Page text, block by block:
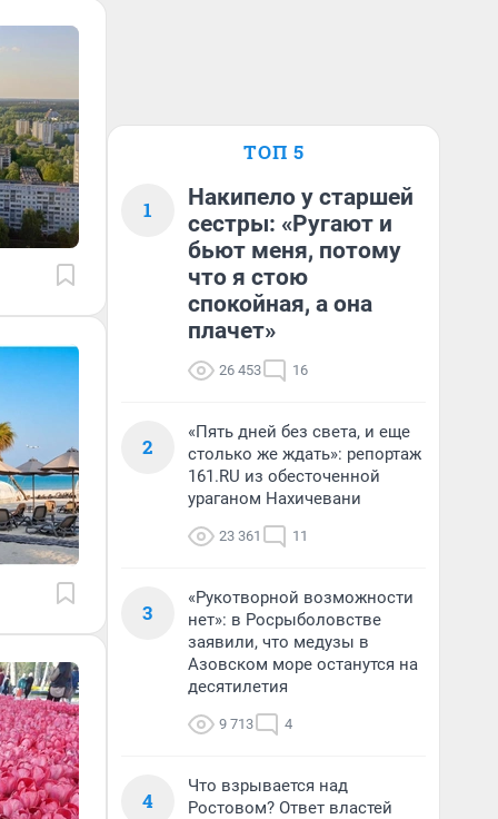
ТОП 5
1
Накипело у старшей
сестры: «Ругают и
бьют меня, потому
что я стою
спокойная, а она
плачет»
26 453 16
2
«Пять дней без света, и еще
столько же ждать»: репортаж
161.RU из обесточенной
ураганом Нахичевани
23 361 11
3
«Рукотворной возможности
нет»: в Росрыболовстве
заявили, что медузы в
Азовском море останутся на
десятилетия
9 713 4
4
Что взрывается над
Ростовом? Ответ властей